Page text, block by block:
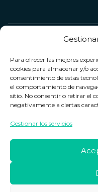
Para ofrecer las mejores
cookies para almacenar y/o
consentimiento de estas
el comportamiento de
sitio. No consentir o retirar el
negativamente a ciertas
Gestionar los servicios
Contacto
Contacto
Política de
devoluciones
Horario de
Lun. a Vie.:
18:00h
Términos
Política
privacidad
cookies